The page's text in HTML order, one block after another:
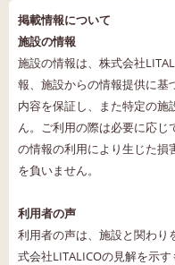
掲載情報について
施設の情報
施設の情報は、株式会社
報、施設からの情報提供に基
内容を保証し、また特定の
ん。ご利用の際は必要に応
の情報の利用により生じた損
を負いません。
利用者の声
利用者の声は、施設と関わり
式会社LITALICOの見解を示